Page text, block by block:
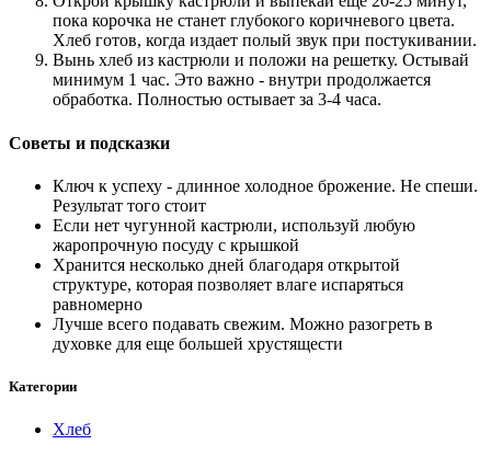
пока корочка не станет глубокого коричневого цвета.
Хлеб готов, когда издает полый звук при постукивании.
Вынь хлеб из кастрюли и положи на решетку. Остывай
минимум 1 час. Это важно - внутри продолжается
обработка. Полностью остывает за 3-4 часа.
Советы и подсказки
Ключ к успеху - длинное холодное брожение. Не спеши.
Результат того стоит
Если нет чугунной кастрюли, используй любую
жаропрочную посуду с крышкой
Хранится несколько дней благодаря открытой
структуре, которая позволяет влаге испаряться
равномерно
Лучше всего подавать свежим. Можно разогреть в
духовке для еще большей хрустящести
Категории
Хлеб